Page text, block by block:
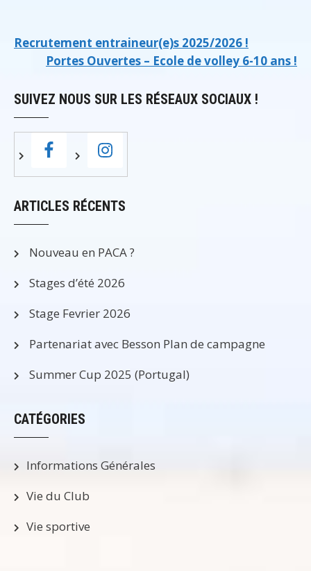
Navigation
l’article
Recrutement entraineur(e)s 2025/2026 !
Portes Ouvertes – Ecole de volley 6-10 ans !
SUIVEZ NOUS SUR LES RÉSEAUX SOCIAUX !
ARTICLES RÉCENTS
Nouveau en PACA ?
Stages d’été 2026
Stage Fevrier 2026
Partenariat avec Besson Plan de campagne
Summer Cup 2025 (Portugal)
CATÉGORIES
Informations Générales
Vie du Club
Vie sportive